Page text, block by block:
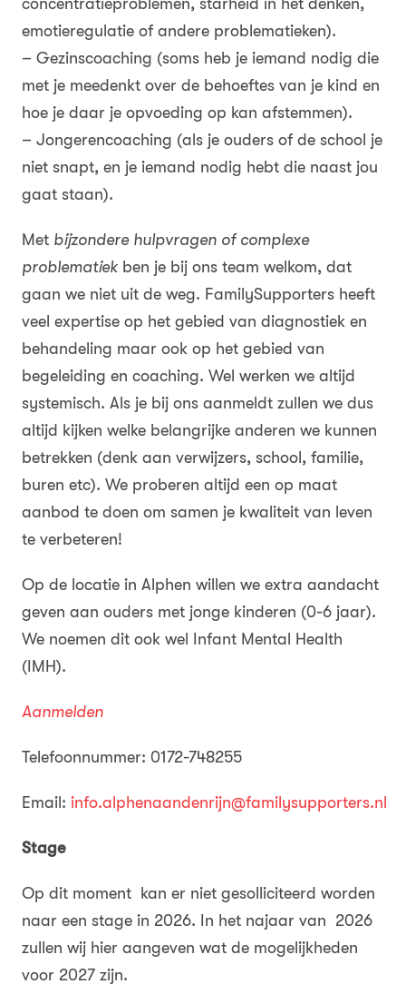
concentratieproblemen, starheid in het denken,
emotieregulatie of andere problematieken).
– Gezinscoaching (soms heb je iemand nodig die
met je meedenkt over de behoeftes van je kind en
hoe je daar je opvoeding op kan afstemmen).
– Jongerencoaching (als je ouders of de school je
niet snapt, en je iemand nodig hebt die naast jou
gaat staan).
Met bijzondere hulpvragen of complexe
problematiek ben je bij ons team welkom, dat
gaan we niet uit de weg. FamilySupporters heeft
veel expertise op het gebied van diagnostiek en
behandeling maar ook op het gebied van
begeleiding en coaching. Wel werken we altijd
systemisch. Als je bij ons aanmeldt zullen we dus
altijd kijken welke belangrijke anderen we kunnen
betrekken (denk aan verwijzers, school, familie,
buren etc). We proberen altijd een op maat
aanbod te doen om samen je kwaliteit van leven
te verbeteren!
Op de locatie in Alphen willen we extra aandacht
geven aan ouders met jonge kinderen (0-6 jaar).
We noemen dit ook wel Infant Mental Health
(IMH).
Aanmelden
Telefoonnummer: 0172-748255
Email: info.alphenaandenrijn@familysupporters.nl
Stage
Op dit moment kan er niet gesolliciteerd worden
naar een stage in 2026. In het najaar van 2026
zullen wij hier aangeven wat de mogelijkheden
voor 2027 zijn.